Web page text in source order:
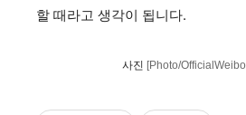
할 때라고 생각이 됩니다.
사진 [Photo/OfficialWeibo